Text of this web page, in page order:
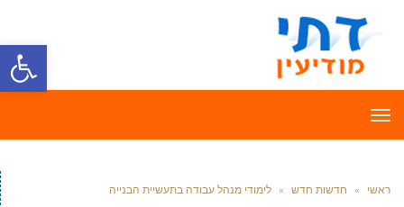
פתח
תפריט
ראשי » חדשות חדש » לימודי מנהל עבודה בתעשיית הבנייה